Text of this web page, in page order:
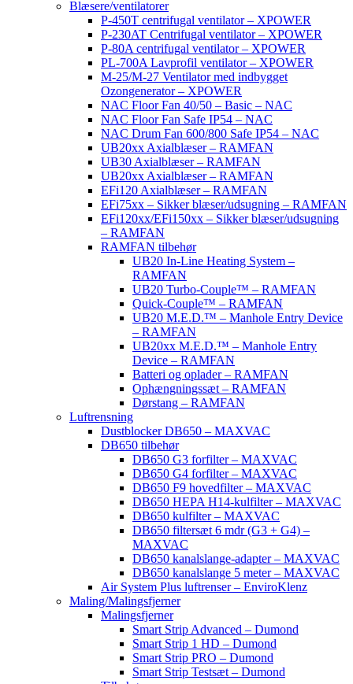
Blæsere/ventilatorer
P-450T centrifugal ventilator – XPOWER
P-230AT Centrifugal ventilator – XPOWER
P-80A centrifugal ventilator – XPOWER
PL-700A Lavprofil ventilator – XPOWER
M-25/M-27 Ventilator med indbygget
Ozongenerator – XPOWER
NAC Floor Fan 40/50 – Basic – NAC
NAC Floor Fan Safe IP54 – NAC
NAC Drum Fan 600/800 Safe IP54 – NAC
UB20xx Axialblæser – RAMFAN
UB30 Axialblæser – RAMFAN
UB20xx Axialblæser – RAMFAN
EFi120 Axialblæser – RAMFAN
EFi75xx – Sikker blæser/udsugning – RAMFAN
EFi120xx/EFi150xx – Sikker blæser/udsugning
– RAMFAN
RAMFAN tilbehør
UB20 In-Line Heating System –
RAMFAN
UB20 Turbo-Couple™ – RAMFAN
Quick-Couple™ – RAMFAN
UB20 M.E.D.™ – Manhole Entry Device
– RAMFAN
UB20xx M.E.D.™ – Manhole Entry
Device – RAMFAN
Batteri og oplader – RAMFAN
Ophængningssæt – RAMFAN
Dørstang – RAMFAN
Luftrensning
Dustblocker DB650 – MAXVAC
DB650 tilbehør
DB650 G3 forfilter – MAXVAC
DB650 G4 forfilter – MAXVAC
DB650 F9 hovedfilter – MAXVAC
DB650 HEPA H14-kulfilter – MAXVAC
DB650 kulfilter – MAXVAC
DB650 filtersæt 6 mdr (G3 + G4) –
MAXVAC
DB650 kanalslange-adapter – MAXVAC
DB650 kanalslange 5 meter – MAXVAC
Air System Plus luftrenser – EnviroKlenz
Maling/Malingsfjerner
Malingsfjerner
Smart Strip Advanced – Dumond
Smart Strip 1 HD – Dumond
Smart Strip PRO – Dumond
Smart Strip Testsæt – Dumond